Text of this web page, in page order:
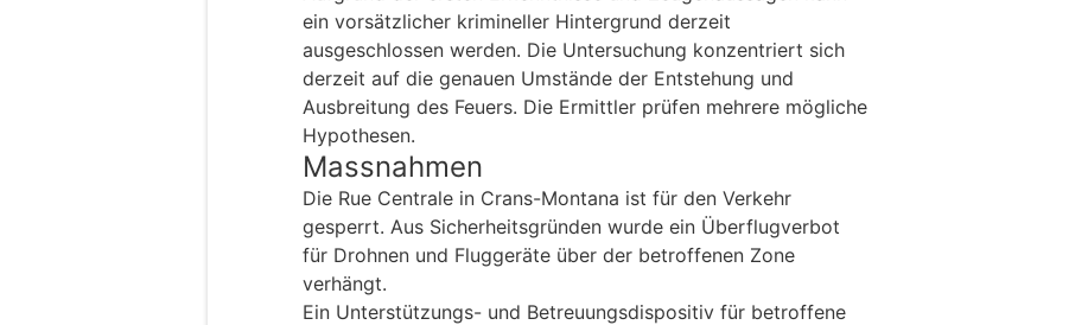
ein vorsätzlicher krimineller Hintergrund derzeit
ausgeschlossen werden. Die Untersuchung konzentriert sich
derzeit auf die genauen Umstände der Entstehung und
Ausbreitung des Feuers. Die Ermittler prüfen mehrere mögliche
Hypothesen.
Massnahmen
Die Rue Centrale in Crans-Montana ist für den Verkehr
gesperrt. Aus Sicherheitsgründen wurde ein Überflugverbot
für Drohnen und Fluggeräte über der betroffenen Zone
verhängt.
Ein Unterstützungs- und Betreuungsdispositiv für betroffene